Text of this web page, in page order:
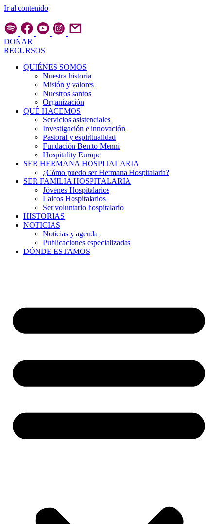
Ir al contenido
DONAR
RECURSOS
QUIÉNES SOMOS
Nuestra historia
Misión y valores
Nuestros santos
Organización
QUÉ HACEMOS
Servicios asistenciales
Investigación e innovación
Pastoral y espiritualidad
Fundación Benito Menni
Hospitality Europe
SER HERMANA HOSPITALARIA
¿Cómo puedo ser Hermana Hospitalaria?
SER FAMILIA HOSPITALARIA
Jóvenes Hospitalarios
Laicos Hospitalarios
Ser voluntario hospitalario
HISTORIAS
NOTICIAS
Noticias y agenda
Publicaciones especializadas
DÓNDE ESTAMOS